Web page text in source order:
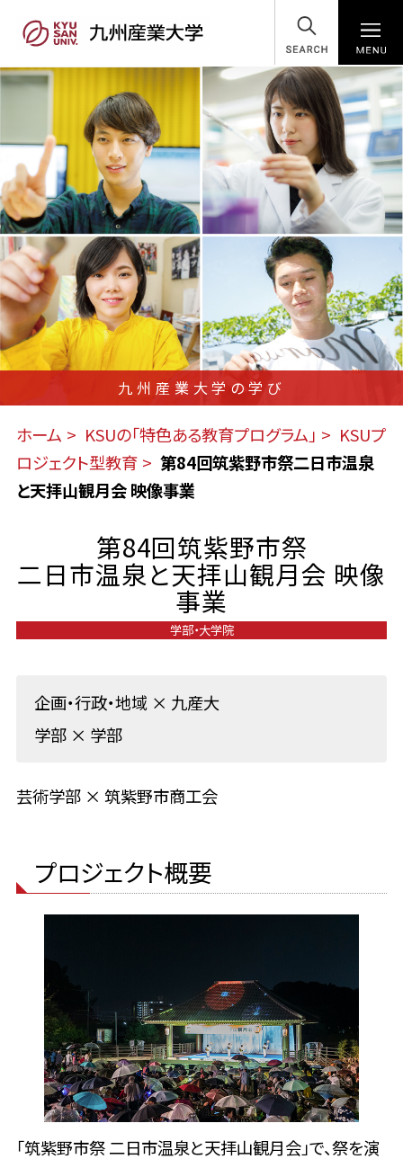
SEARCH
九州産業大学の学び
ホーム KSUの「特色ある教育プログラム」
KSUプ
ロジェクト型教育
第84回筑紫野市祭二日市温泉
と天拝山観月会 映像事業
第84回筑紫野市祭
二日市温泉と天拝山観月会 映像
事業
学部・大学院
企画・行政・地域 × 九産大
学部 × 学部
芸術学部 × 筑紫野市商工会
プロジェクト概要
「筑紫野市祭 二日市温泉と天拝山観月会」で、祭を演